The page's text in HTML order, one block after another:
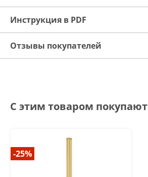
Инструкция в PDF
Отзывы покупателей
С этим товаром покупают
-25%